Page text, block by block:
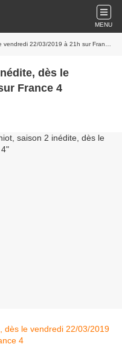
MENU
22/03/2019 à 21h sur France 4
dès le
France 4